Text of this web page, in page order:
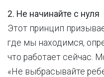
2. Не начинайте с нуля
Этот принцип
где мы находимся,
что работает сейчас.
«Не выбрасывайте